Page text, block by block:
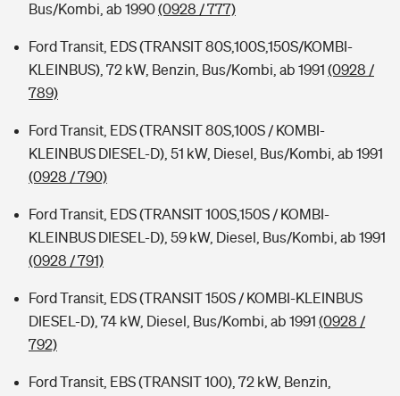
Bus/Kombi, ab 1990(0928 / 777)
Ford Transit, EDS (TRANSIT 80S,100S,150S/KOMBI-
KLEINBUS), 72 kW, Benzin, Bus/Kombi, ab 1991 (0928 /
789)
Ford Transit, EDS (TRANSIT 80S,100S / KOMBI-
KLEINBUS DIESEL-D), 51 kW, Diesel, Bus/Kombi, ab 1991
(0928 / 790)
Ford Transit, EDS (TRANSIT 100S,150S / KOMBI-
KLEINBUS DIESEL-D), 59 kW, Diesel, Bus/Kombi, ab 1991
(0928 / 791)
Ford Transit, EDS (TRANSIT 150S / KOMBI-KLEINBUS
DIESEL-D), 74 kW, Diesel, Bus/Kombi, ab 1991 (0928 /
792)
Ford Transit, EBS (TRANSIT 100), 72 kW, Benzin,